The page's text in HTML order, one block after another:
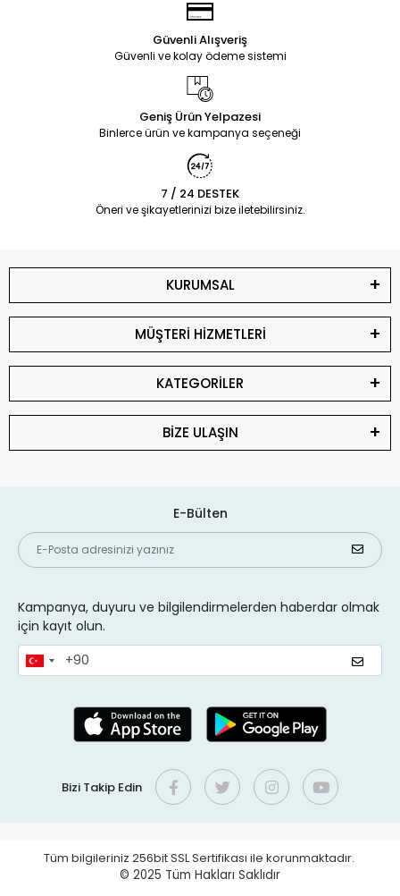
Güvenli Alışveriş
Güvenli ve kolay ödeme sistemi
Geniş Ürün Yelpazesi
Binlerce ürün ve kampanya seçeneği
7 / 24 DESTEK
Öneri ve şikayetlerinizi bize iletebilirsiniz.
KURUMSAL
MÜŞTERİ HİZMETLERİ
KATEGORİLER
BİZE ULAŞIN
E-Bülten
Kampanya, duyuru ve bilgilendirmelerden haberdar olmak
için kayıt olun.
Bizi Takip Edin
Tüm bilgileriniz 256bit SSL Sertifikası ile korunmaktadır.
© 2025 Tüm Hakları Saklıdır